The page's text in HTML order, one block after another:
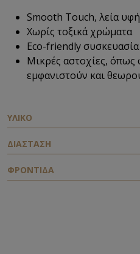
Smooth Touch, λεία υφή
Χωρίς τοξικά χρώματα
Eco-friendlyσυσκευασία
Μικρές αστοχίες, όπως
εμφανιστούν και
ΥΛΙΚΟ
ΔΙΑΣΤΑΣΗ
ΦΡΟΝΤΙΔΑ